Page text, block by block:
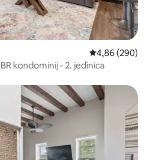
Prosječna
4,86 (290)
kondominij - 2. jedinica